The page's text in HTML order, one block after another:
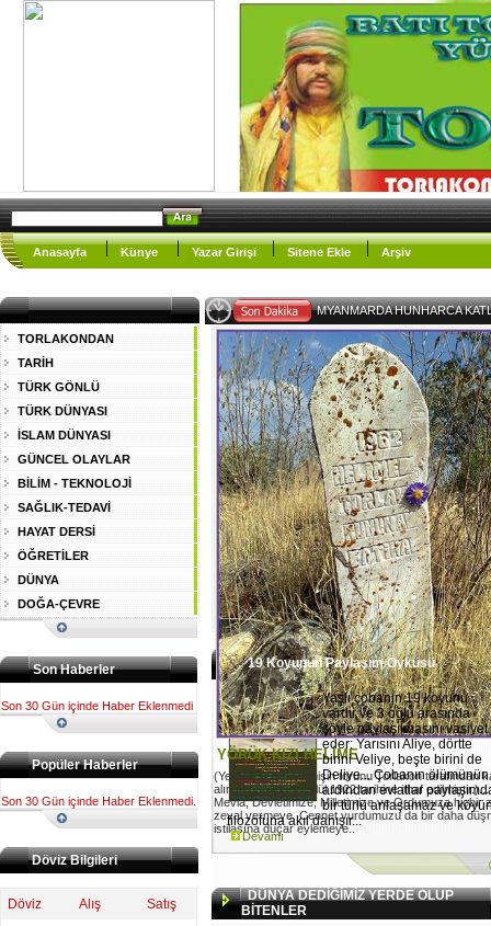
Anasayfa Künye Yazar Girişi Sitene Ekle Arşiv
TORLAKONDAN
TARİH
TÜRK GÖNLÜ
TÜRK DÜNYASI
İSLAM DÜNYASI
GÜNCEL OLAYLAR
BİLİM - TEKNOLOJİ
SAĞLIK-TEDAVİ
HAYAT DERSİ
ÖĞRETİLER
DÜNYA
DOĞA-ÇEVRE
Son Haberler
Son 30 Gün içinde Haber Eklenmedi
Popüler Haberler
Son 30 Gün içinde Haber Eklenmedi.
Döviz Bilgileri
Döviz Alış
Satış
MYANMARDA HUNHARCA
YÖRÜK KIZI HELİME
(Yemen şehidi Memişin torunu Torlakon tarafından
alınan bu yazı 9 Eylül 1922 tarihine ithaf edilmiştir.)...
Mevla, Devletimize, Milletimize ve Ordumuza hiçbir
zeval vermeye. Cennet yurdumuzu da bir daha
istilasına düçar eylemeye..
19 Koyunun Paylaşım Öyküsü
Yaşlı çobanın 19 koyunu
vardır ve 3 oğlu arasında
şöyle paylaşılmasını vasiyet
eder: Yarısını Aliye, dörtte
birini Veliye, beşte birini de
Deliye... Çobanın ölümünün
ardından evlatlar
bir türlü anlaşamaz ve
filozofuna akıl danışır...
Devamı
DÜNYA DEDİĞİMİZ YERDE OLUP
BİTENLER